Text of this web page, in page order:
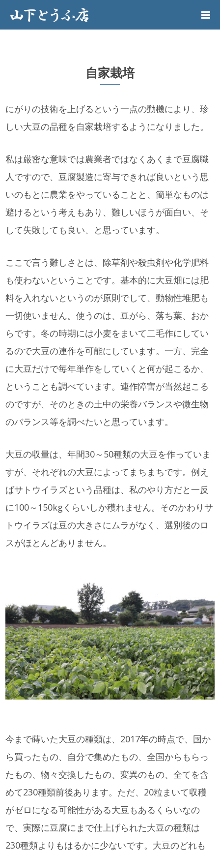
自家栽培
にがりの技術を上げるという一点の動機により、珍
しい大豆の品種を自家栽培するようになりました。
私は厳密な意味では農業者ではなくあくまで豆腐職
人ですので、豆腐製造に寄与できれば良いという思
いのもとに農業をやっていることと、簡単なものは
避けるという考えもあり、難しいほうが面白い、そ
して失敗しても良い、と思っています。
ここで言う難しさとは、除草剤や殺虫剤や化学肥料
も使わないということです。基本的に大豆畑には肥
料を入れないというのが原則でして、動物性堆肥も
一切使いません。使うのは、豆がら、落ち葉、おか
らです。冬の時期には小麦をまいて二毛作にしてい
るので大豆の連作を可能にしています。一方、完全
に大豆だけで毎年単作をしていくと何が起こるか、
ということも調べています。連作障害が当然起こる
のですが、そのときの土中の栄養バランスや微生物
のバランス等を調べたいと思っています。
大豆の収量は、年間30～50種類の大豆を作っていま
すが、それぞれの大豆によってまちまちです。例え
ばサトウイラズという品種は、私のやり方だと一反
に100～150kgくらいしか穫れません。そのかわりサ
トウイラズは豆の大きさにムラがなく、選別後のロ
スがほとんどありません。
今まで蒔いた大豆の種類は、2017年の時点で、国か
ら買ったもの、自分で集めたもの、全国からもらっ
たもの、物々交換したもの、変異のもの、全てを含
めて230種類前後あります。ただ、20粒まいて収穫
がゼロになる可能性がある大豆もあるくらいなの
で、実際に豆腐にまで仕上げられた大豆の種類は
230種類よりもはるかに少ないです。大豆のどれも